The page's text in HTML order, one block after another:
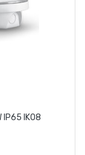
IP65 IK08